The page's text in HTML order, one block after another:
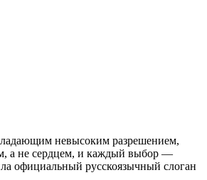
невысоким разрешением,
а не сердцем, и каждый выбор —
официальный русскоязычный слоган